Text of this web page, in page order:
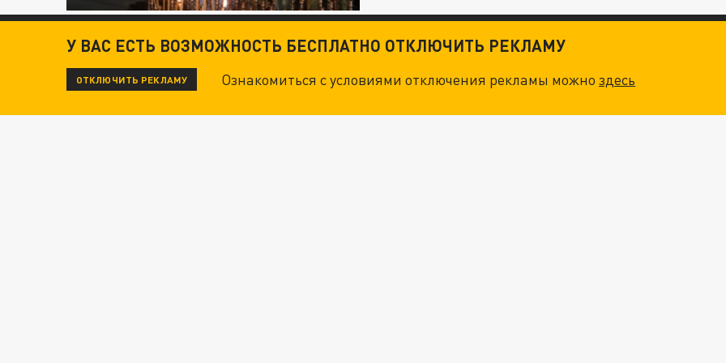
У ВАС ЕСТЬ ВОЗМОЖНОСТЬ БЕСПЛАТНО ОТКЛЮЧИТЬ РЕКЛАМУ
ОТКЛЮЧИТЬ РЕКЛАМУ Ознакомиться с условиями отключения рекламы можноздесь